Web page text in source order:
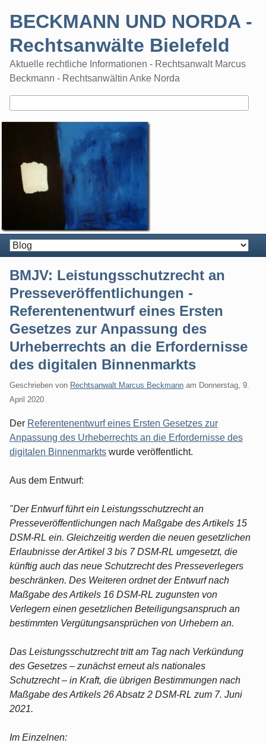
BECKMANN UND NORDA -
Rechtsanwälte Bielefeld
Aktuelle rechtliche Informationen - Rechtsanwalt Marcus
Beckmann - Rechtsanwältin Anke Norda
BMJV: Leistungsschutzrecht an
Presseveröffentlichungen -
Referentenentwurf eines Ersten
Gesetzes zur Anpassung des
Urheberrechts an die Erfordernisse
des digitalen Binnenmarkts
Geschrieben von Rechtsanwalt Marcus Beckmann am Donnerstag, 9.
April 2020
Der Referentenentwurf eines Ersten Gesetzes zur
Anpassung des Urheberrechts an die Erfordernisse des
digitalen Binnenmarkts wurde veröffentlicht.
Aus dem Entwurf:
"Der Entwurf führt ein Leistungsschutzrecht an
Presseveröffentlichungen nach Maßgabe des Artikels 15
DSM-RL ein. Gleichzeitig werden die neuen gesetzlichen
Erlaubnisse der Artikel 3 bis 7 DSM-RL umgesetzt, die
künftig auch das neue Schutzrecht des Presseverlegers
beschränken. Des Weiteren ordnet der Entwurf nach
Maßgabe des Artikels 16 DSM-RL zugunsten von
Verlegern einen gesetzlichen Beteiligungsanspruch an
bestimmten Vergütungsansprüchen von Urhebern an.
Das Leistungsschutzrecht tritt am Tag nach Verkündung
des Gesetzes – zunächst erneut als nationales
Schutzrecht – in Kraft, die übrigen Bestimmungen nach
Maßgabe des Artikels 26 Absatz 2 DSM-RL zum 7. Juni
2021.
Im Einzelnen: